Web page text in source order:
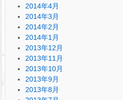
2014年4月
2014年3月
2014年2月
2014年1月
2013年12月
2013年11月
2013年10月
2013年9月
2013年8月